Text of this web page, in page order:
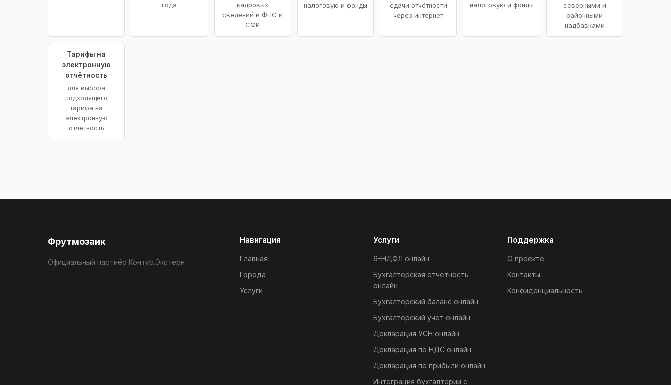
года
кадровых
сведений в ФНС и
СФР
налоговую и фонды
сдачи отчётности
через интернет
налоговую и фонды
северными и
районными
надбавками
Тарифы на
электронную
отчётность
для выбора
подходящего
тарифа на
электронную
отчётность
Фрутмозаик
Официальный партнёр Контур.Экстерн
Навигация
Главная
Города
Услуги
Услуги
6-НДФЛ онлайн
Бухгалтерская отчётность
онлайн
Бухгалтерский баланс онлайн
Бухгалтерский учёт онлайн
Декларация УСН онлайн
Декларация по НДС онлайн
Декларация по прибыли онлайн
Интеграция бухгалтерии с
Поддержка
О проекте
Контакты
Конфиденциальность